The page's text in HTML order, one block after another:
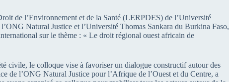
de l’Environnement et de la Santé (LERPDES) de l’Université
Natural Justice et l’Université Thomas Sankara du Burkina Faso,
sur le thème : « Le droit régional ouest africain de
civile, le colloque vise à favoriser un dialogue constructif autour des
de l’ONG Natural Justice pour l’Afrique de l’Ouest et du Centre, a